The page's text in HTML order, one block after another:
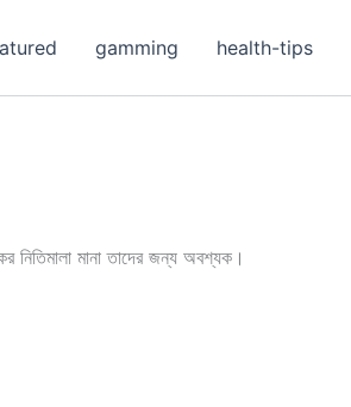
gamming health-tips
নিতিমালা মানা তাদের জন্য অবশ্যক।